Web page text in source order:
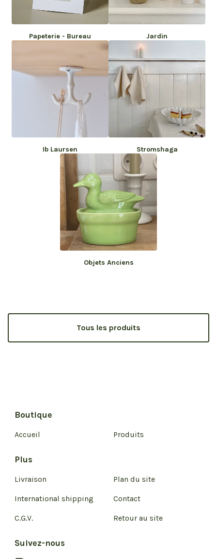
Papeterie - Bureau Jardin
Ib Laursen Stromshaga
Objets Anciens
Tous les produits
Boutique
Accueil Produits
Plus
Livraison
International shipping
C.G.V.
Plan du site
Contact
Retour au site
Suivez-nous